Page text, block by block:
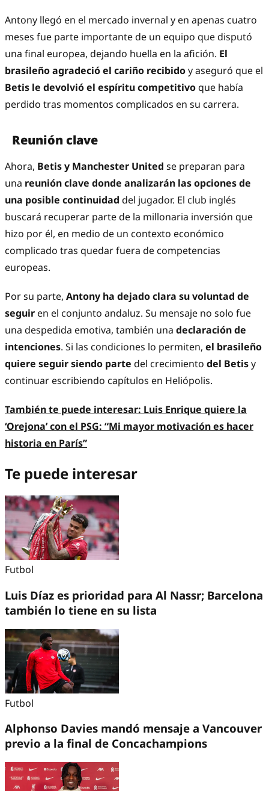
Antony llegó en el mercado invernal y en apenas cuatro
meses fue parte importante de un equipo que disputó
una final europea, dejando huella en la afición. El
brasileño agradeció el cariño recibidoy aseguró que el
Betis le devolvió el espíritu competitivoque había
perdido tras momentos complicados en su carrera.
Reunión clave
Ahora, Betis y Manchester United se preparan para
una reunión clave donde analizarán las opciones de
una posible continuidad del jugador. El club inglés
buscará recuperar parte de la millonaria inversión que
hizo por él, en medio de un contexto económico
complicado tras quedar fuera de competencias
europeas.
Por su parte, Antony ha dejado clara su voluntad de
seguir en el conjunto andaluz. Su mensaje no solo fue
una despedida emotiva, también una declaración de
intenciones. Si las condiciones lo permiten, el brasileño
quiere seguir siendo parte del crecimiento del Betisy
continuar escribiendo capítulos en Heliópolis.
También te puede interesar: Luis Enrique quiere la
‘Orejona’ con el PSG: “Mi mayor motivación es hacer
historia en París”
Te puede interesar
Futbol
Luis Díaz es prioridad para Al Nassr; Barcelona
también lo tiene en su lista
Futbol
Alphonso Davies mandó mensaje a Vancouver
previo a la final de Concachampions